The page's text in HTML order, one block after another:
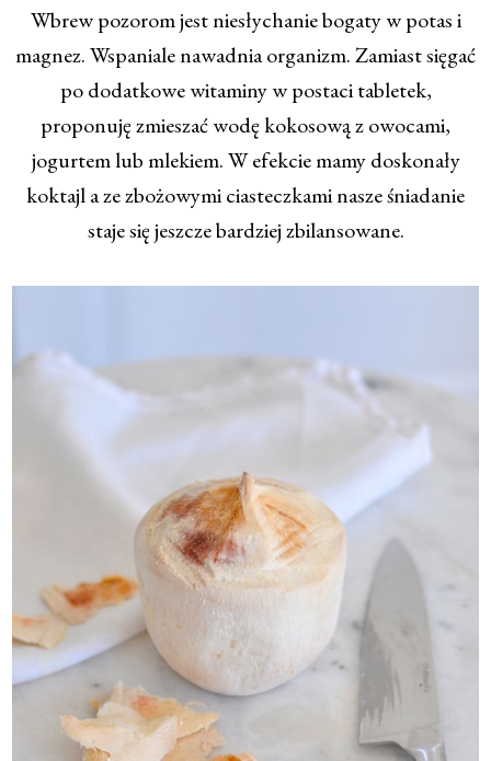
Wbrew pozorom jest niesłychanie bogaty w potas i
magnez. Wspaniale nawadnia organizm. Zamiast sięgać
po dodatkowe witaminy w postaci tabletek,
proponuję zmieszać wodę kokosową z owocami,
jogurtem lub mlekiem. W efekcie mamy doskonały
koktajl a ze zbożowymi ciasteczkami nasze śniadanie
staje się jeszcze bardziej zbilansowane.